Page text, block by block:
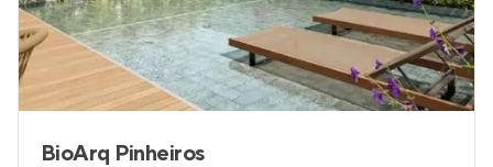
BioArq Pinheiros